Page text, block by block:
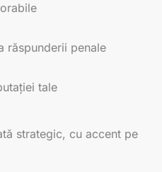
răspunderii penale
tale
strategic, cu accent pe